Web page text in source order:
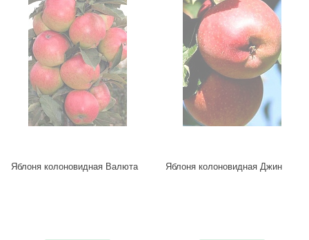
Яблоня колоновидная Валюта Яблоня колоновидная Джин